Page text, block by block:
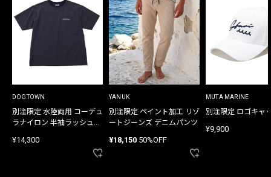
DOGTOWN
別注限定 水陸両用 コーデュ
ラナイロン 半袖ラッシュガ
¥14,300
YANUK
別注限定 ペイント加工 リゾ
ートジーンズ デニムパンツ
¥18,150 50%OFF
MUTA MARINE
別注限定 ロゴキャ
¥9,900